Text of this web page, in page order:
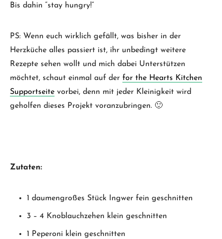
Bis dahin “stay hungry!”
PS: Wenn euch wirklich gefällt, was bisher in der
Herzküche alles passiert ist, ihr unbedingt weitere
Rezepte sehen wollt und mich dabei Unterstützen
möchtet, schaut einmal auf der for the Hearts Kitchen
Supportseite vorbei, denn mit jeder Kleinigkeit wird
geholfen dieses Projekt voranzubringen. 🙂
Zutaten:
1 daumengroßes Stück Ingwer fein geschnitten
3 – 4 Knoblauchzehen klein geschnitten
1 Peperoni klein geschnitten